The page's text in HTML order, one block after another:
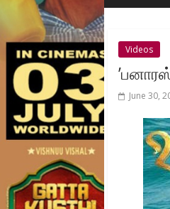
Videos
June 30,